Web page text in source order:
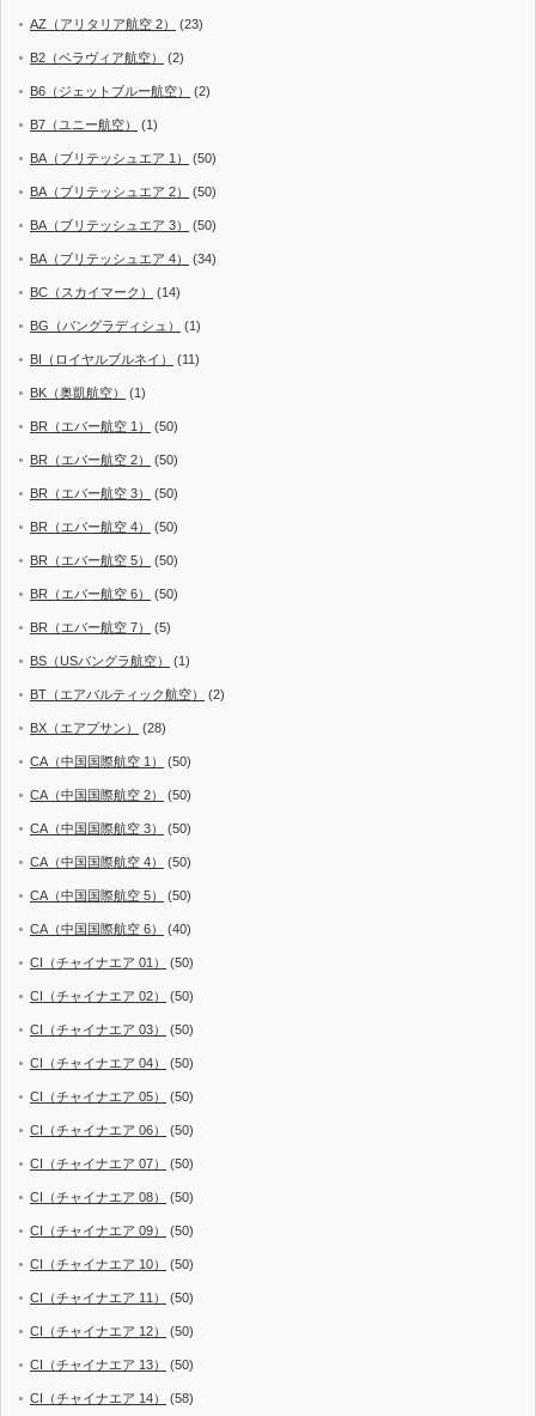
AZ（アリタリア航空 2） (23)
B2（ベラヴィア航空） (2)
B6（ジェットブルー航空） (2)
B7（ユニー航空） (1)
BA（ブリテッシュエア 1） (50)
BA（ブリテッシュエア 2） (50)
BA（ブリテッシュエア 3） (50)
BA（ブリテッシュエア 4） (34)
BC（スカイマーク） (14)
BG（バングラディシュ） (1)
BI（ロイヤルブルネイ） (11)
BK（奥凱航空） (1)
BR（エバー航空 1） (50)
BR（エバー航空 2） (50)
BR（エバー航空 3） (50)
BR（エバー航空 4） (50)
BR（エバー航空 5） (50)
BR（エバー航空 6） (50)
BR（エバー航空 7） (5)
BS（USバングラ航空） (1)
BT（エアバルティック航空） (2)
BX（エアプサン） (28)
CA（中国国際航空 1） (50)
CA（中国国際航空 2） (50)
CA（中国国際航空 3） (50)
CA（中国国際航空 4） (50)
CA（中国国際航空 5） (50)
CA（中国国際航空 6） (40)
CI（チャイナエア 01） (50)
CI（チャイナエア 02） (50)
CI（チャイナエア 03） (50)
CI（チャイナエア 04） (50)
CI（チャイナエア 05） (50)
CI（チャイナエア 06） (50)
CI（チャイナエア 07） (50)
CI（チャイナエア 08） (50)
CI（チャイナエア 09） (50)
CI（チャイナエア 10） (50)
CI（チャイナエア 11） (50)
CI（チャイナエア 12） (50)
CI（チャイナエア 13） (50)
CI（チャイナエア 14） (58)